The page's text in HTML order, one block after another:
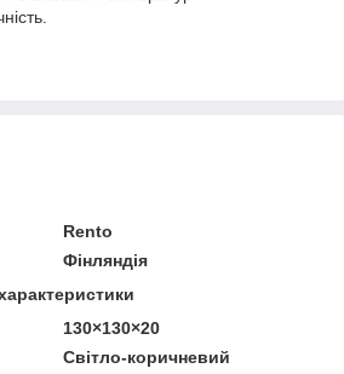
Rento
Фінляндія
130×130×20
Світло-коричневий